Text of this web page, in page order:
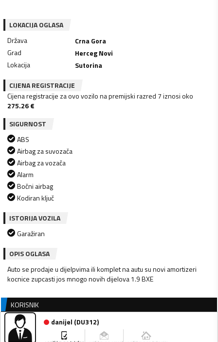
LOKACIJA OGLASA
Država
Crna Gora
Grad
Herceg Novi
Lokacija
Sutorina
CIJENA REGISTRACIJE
Cijena registracije za ovo vozilo na premijski razred 7 iznosi oko
275.26€
SIGURNOST
ABS
Airbag za suvozača
Airbag za vozača
Alarm
Bočni airbag
Kodiran ključ
ISTORIJA VOZILA
Garažiran
OPIS OGLASA
Auto se prodaje u dijelpvima ili komplet na autu su novi amortizeri
kocnice zupcasti jos mnogo novih dijelova 1.9 BXE
KORISNIK
danijel (DU312)